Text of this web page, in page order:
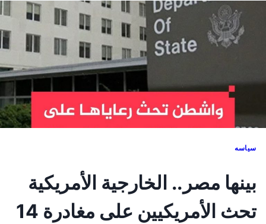
سياسه
بينها مصر.. الخارجية الأمريكية
تحث الأمريكيين على مغادرة 14